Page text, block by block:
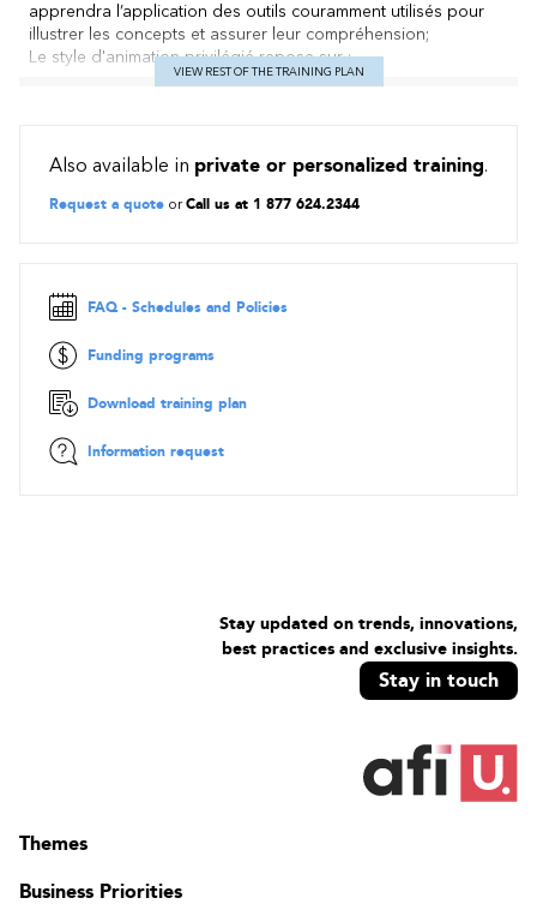
apprendra l’application des outils couramment utilisés pour
illustrer les concepts et assurer leur compréhension;
Le style d'animation privilégié repose sur :
Contenu
Retour sur la norme ISO/CEI 27001: 2013
l'information (SMSI)
Gestion de risques
Revue des objectifs et mesures de référence de la norme
Détails de la norme ISO/CEI 27002: 2013, Code de bonne
A5: Politique de sécurité de l'information
A11: Sécurité physique et environnementale
A12: Sécurité liée à l'exploitation
A14: Acquisition, développement et maintenance des
A16: Gestion des incidents liés à la sécurité de l'information
A17: Aspect de la sécurité de l'information dans la gestion
A18: Conformité
VIEW REST OF THE TRAINING PLAN
Also available in private or personalized training.
Request a quote orCall us at 1 877 624.2344
FAQ - Schedules and Policies
Funding programs
Download training plan
Information request
Stay updated on trends, innovations,
best practices and exclusive insights.
Stay in touch
Themes
Business Priorities